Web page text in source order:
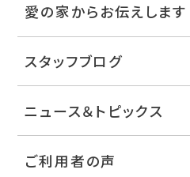
愛の家からお伝えします
スタッフブログ
ニュース＆トピックス
ご利用者の声